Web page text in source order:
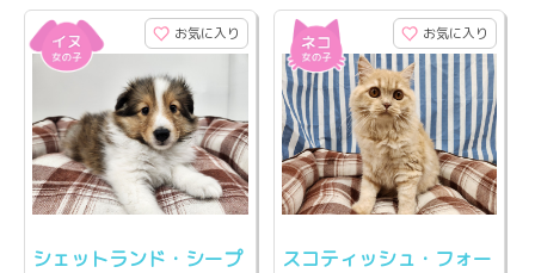
お気に入り
シェットランド・シープ
お気に入り
スコティッシュ・フォー